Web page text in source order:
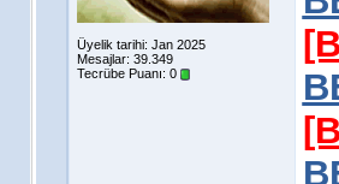
Üyelik tarihi: Jan 2025
Mesajlar: 39.349
Tecrübe Puanı: 0